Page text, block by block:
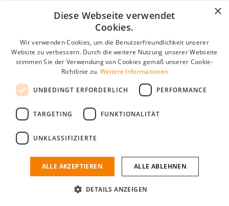
Priorisierung: Stellenangebote können durch kommerzielle
Vereinbarungen höher in den Ergebnissen erscheinen. Dies gilt für
'TopJobs' (bezahlte Promotion), Arbeitgeber mit aktivem 'Boost'
oder Stellenangebote von Direktpartnern (im Gegensatz zu externen
Quellen).
Login für Unternehmen
E-Mail
Passwort
Angemeldet bleiben
Passwort vergessen?
×
Diese Webseite verwendet
Cookies.
Wir verwenden Cookies, um die Benutzerfreundlichkeit unserer
Website zu verbessern. Durch die weitere Nutzung unserer Webseite
stimmen Sie der Verwendung von Cookies gemäß unserer Cookie-
Richtlinie zu. Weitere Informationen
UNBEDINGT ERFORDERLICH PERFORMANCE
TARGETING FUNKTIONALITÄT
UNKLASSIFIZIERTE
ALLE AKZEPTIEREN ALLE ABLEHNEN
DETAILS ANZEIGEN